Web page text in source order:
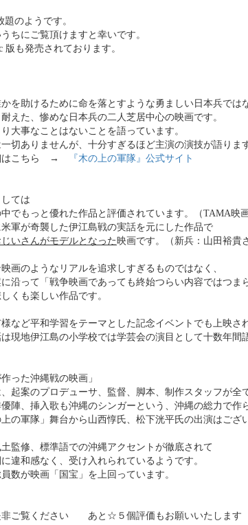
のようです。
ちにご覧頂けますと幸いです。
も発売されております。
を助けるために命を落とすような勇ましい日本兵では
えた、惨めな日本兵の二人芝居中心の映画です。
大事なことはないことを語っています。
切ありませんが、十分すぎるほど主演の演技が語りま
はこちら →
『木の上の軍隊』公式サイト
ては
でもっと優れた作品と評価されています。（TAMA映画
軍が奇襲した伊江島戦の実話を元にした作品で
いさんがモデルとなった映画です。（新兵：山田裕貴
画のようなリアルを追求しすぎるものではなく、
沿って「戦争映画であっても終始つらい内容ではつま
くも楽しい作品です。
など平和学習をテーマとした記念イベントでも上映さ
現地伊江島の小学校では学芸会の演目として十数年間
た沖縄戦の映画」
起案のプロデューサ、監督、脚本、制作スタッフが全
陣、挿入歌も沖縄のシンガーという、沖縄の総力で作
の軍隊」舞台から山西惇氏、松下洸平氏の出演はござ
監修、標準語での沖縄アクセントが徹底されて
違和感なく、受け入れられているようです。
数が映画「国宝」を上回っています。
非ご覧ください あと☆５個評価もお願いいたします